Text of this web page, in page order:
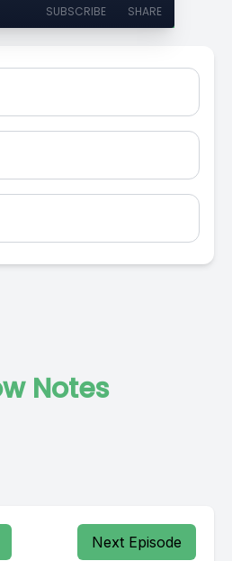
SUBSCRIBE SHARE
Notes
Next Episode